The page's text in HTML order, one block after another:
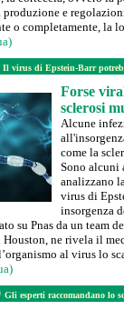
e
o completamente, la
Il virus di Epstein-Barr
Forse
sclerosi
Alcune
come la
Sono alcuni
analizzano
virus di
insorgenza
su Pnas da un team
ne rivela il
al virus lo
Gli esperti raccomandano lo